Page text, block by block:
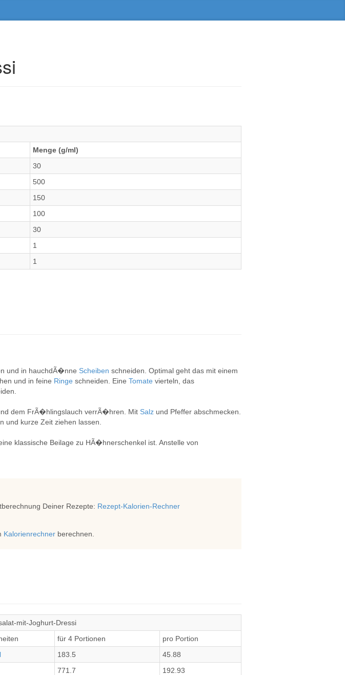
Menge (g/ml)
30
500
150
100
30
1
1
und in hauchdÃ�nne Scheiben schneiden. Optimal geht das mit einem
und in feine Ringe schneiden. Eine Tomate vierteln, das
dem FrÃ�hlingslauch verrÃ�hren. Mit Salz und Pfeffer abschmecken.
und kurze Zeit ziehen lassen.
klassische Beilage zu HÃ�hnerschenkel ist. Anstelle von
Deiner Rezepte: Rezept-Kalorien-Rechner
Kalorienrechner berechnen.
mit-Joghurt-Dressi
für 4 Portionen
pro Portion
183.5
45.88
771.7
192.93